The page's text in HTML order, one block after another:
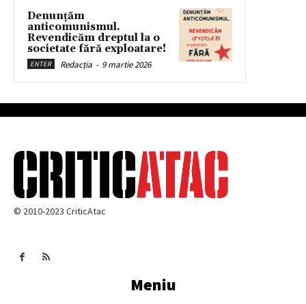
Denunțăm
anticomunismul.
Revendicăm dreptul la o
societate fără exploatare!
ENTER Redacția - 9 martie 2026
© 2010-2023 CriticAtac
Meniu